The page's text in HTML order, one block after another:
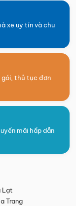
xe uy tín và chu
gói, thủ tục đơn
mãi hấp dẫn
Lạt
Trang